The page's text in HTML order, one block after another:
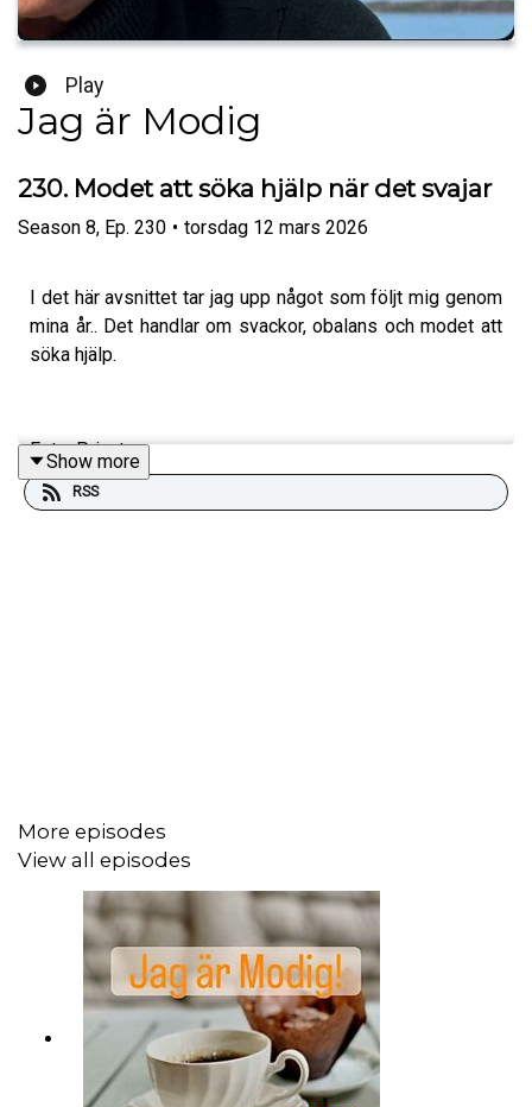
Play
Jag är Modig
230. Modet att söka hjälp när det svajar
Season 8, Ep. 230 • torsdag 12 mars 2026
I det här avsnittet tar jag upp något som följt mig genom
mina år.. Det handlar om svackor, obalans och modet att
söka hjälp.
Foto: Privat
Show more
RSS
More episodes
View all episodes